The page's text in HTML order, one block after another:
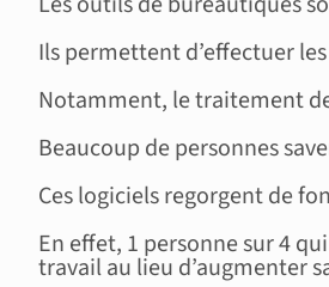
Ils permettent d’effectuer
Notamment, le traitement
Beaucoup de personnes
Ces logiciels regorgent de
En effet, 1 personne sur 4
travail au lieu d’augmenter